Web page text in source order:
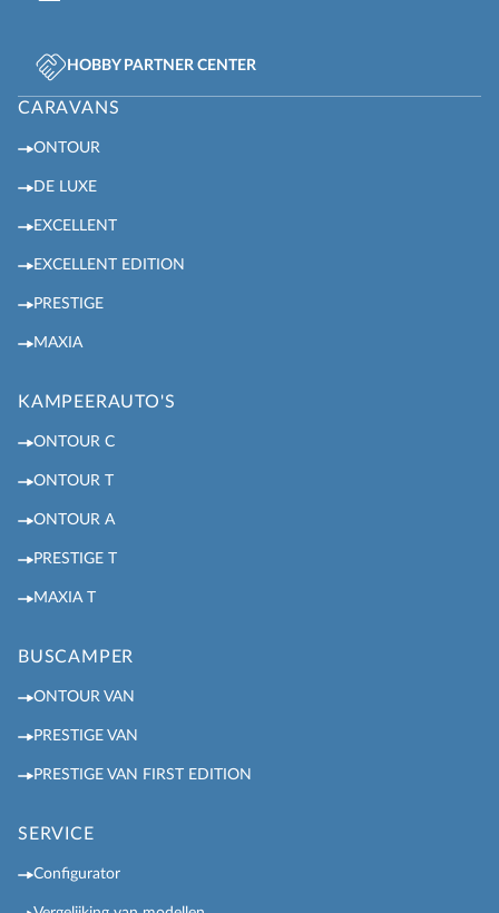
HOBBY PARTNER CENTER
CARAVANS
ONTOUR
DE LUXE
EXCELLENT
EXCELLENT EDITION
PRESTIGE
MAXIA
KAMPEERAUTO'S
ONTOUR C
ONTOUR T
ONTOUR A
PRESTIGE T
MAXIA T
BUSCAMPER
ONTOUR VAN
PRESTIGE VAN
PRESTIGE VAN FIRST EDITION
SERVICE
Configurator